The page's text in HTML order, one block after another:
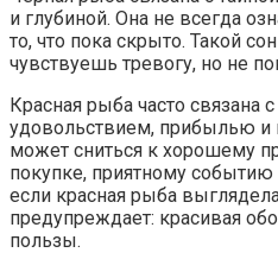
и глубиной. Она не всегда
то, что пока скрыто. Такой
чувствуешь тревогу, но не
Красная рыба часто связана
удовольствием, прибылью и
может сниться к хорошему
покупке, приятному
если красная рыба
предупреждает: красивая
пользы.